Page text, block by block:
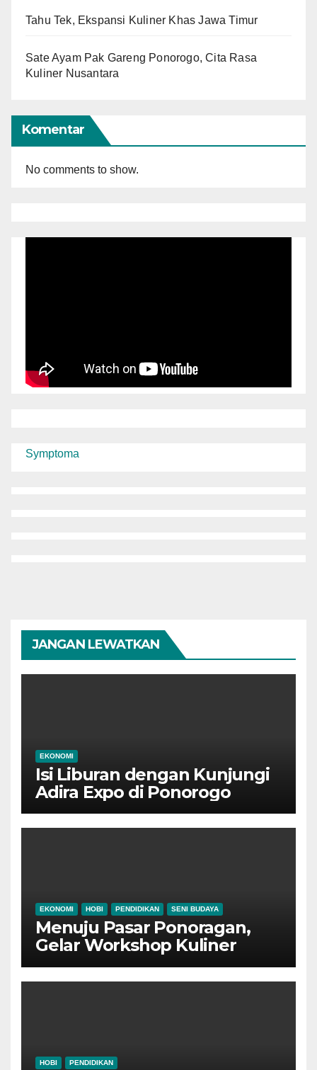
Tahu Tek, Ekspansi Kuliner Khas Jawa Timur
Sate Ayam Pak Gareng Ponorogo, Cita Rasa
Kuliner Nusantara
Komentar
No comments to show.
Symptoma
JANGAN LEWATKAN
EKONOMI
Isi Liburan dengan Kunjungi
Adira Expo di Ponorogo
EKONOMI HOBI PENDIDIKAN SENI BUDAYA
Menuju Pasar Ponoragan,
Gelar Workshop Kuliner
Tradisional Ponorogo
HOBI PENDIDIKAN